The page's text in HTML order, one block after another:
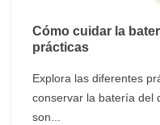
Cómo cuidar la
prácticas
Explora las diferentes
conservar la batería del
son...